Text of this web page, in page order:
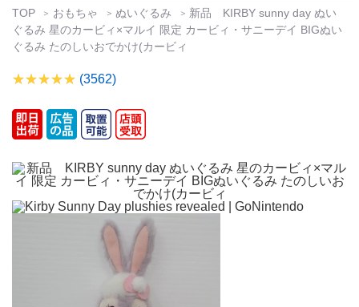
TOP おもちゃ ぬいぐるみ
新品 KIRBY sunny day ぬい
ぐるみ 星のカービィ×マルイ 限定 カービィ・サニーデイ BIGぬい
ぐるみ たのしいおでかけ(カービィ
(3562)